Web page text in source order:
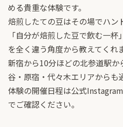
める貴重な体験です。
焙煎したての豆はその場でハン
「自分が焙煎した豆で飲む一
を全く違う角度から教えてくれ
新宿から10分ほどの北参道駅
谷・原宿・代々木エリアからも
体験の開催日程は公式
でご確認ください。